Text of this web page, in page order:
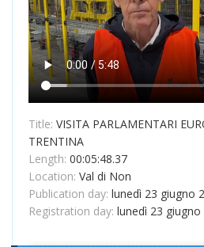
Title: VISITA PARLAMENTARI
TRENTINA
Length: 00:05:48.37
Location: Val di Non
Publication day: lunedì 23 giugno
Registration day: lunedì 23 giugno